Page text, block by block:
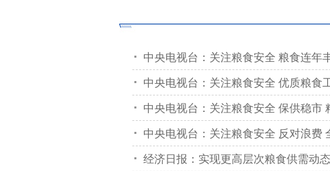
中央电视台：关注粮食安全 粮食连年
中央电视台：关注粮食安全 优质粮食
中央电视台：关注粮食安全 保供稳市
中央电视台：关注粮食安全 反对浪费
经济日报：实现更高层次粮食供需动